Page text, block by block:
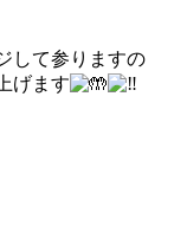
して参りますの
げます